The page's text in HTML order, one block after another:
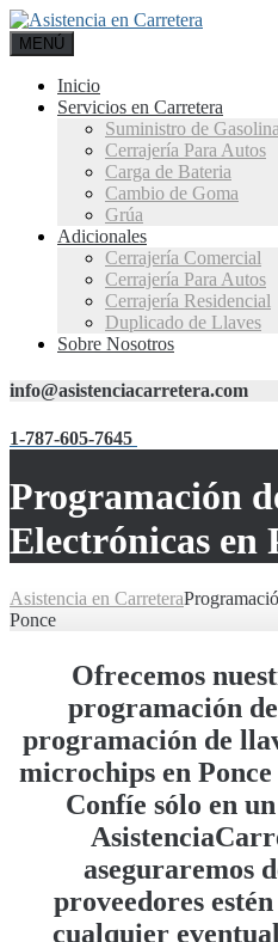
MENÚ
Inicio
Servicios en Carretera
Suministro de Gasolina
Cerrajería Para Autos
Carga de Bateria
Cambio de Goma
Grúa
Adicionales
Cerrajería Comercial
Cerrajería Para Autos
Cerrajería Residencial
Duplicado de Llaves
Sobre Nosotros
info@asistenciacarretera.com
1-787-605-7645
Programación
Electrónicas en
Asistencia en Carretera
Ponce
Ofrecemos
programación
programación de
microchips en
Confíe sólo en
aseguraremos
proveedores
cualquier